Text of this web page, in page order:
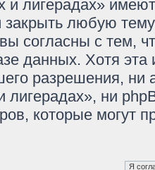
и лигерадах»
закрыть любую
согласны с тем,
данных. Хотя
разрешения, ни
лигерадах», ни
которые могут